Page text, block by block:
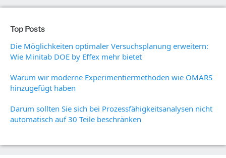
Top Posts
Die Möglichkeiten optimaler Versuchsplanung erweitern:
Wie Minitab DOE by Effex mehr bietet
Warum wir moderne Experimentiermethoden wie OMARS
hinzugefügt haben
Darum sollten Sie sich bei Prozessfähigkeitsanalysen nicht
automatisch auf 30 Teile beschränken